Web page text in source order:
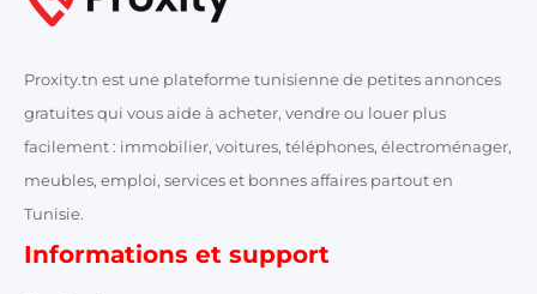
Proxity.tn est une plateforme tunisienne de petites annonces
gratuites qui vous aide à acheter, vendre ou louer plus
facilement : immobilier, voitures, téléphones, électroménager,
meubles, emploi, services et bonnes affaires partout en
Tunisie.
Informations et support